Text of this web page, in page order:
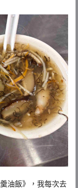
油飯》，我每次去